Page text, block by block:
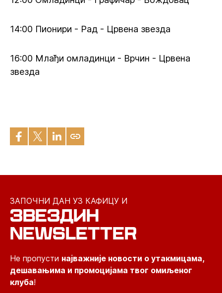
14:00 Пионири - Рад - Црвена звезда
16:00 Млађи омладинци - Врчин - Црвена
звезда
ЗАПОЧНИ ДАН УЗ КАФИЦУ И
ЗВЕЗДИН
NEWSLETTER
Не пропусти најважније новости о утакмицама,
дешавањима и промоцијама твог омиљеног
клуба!